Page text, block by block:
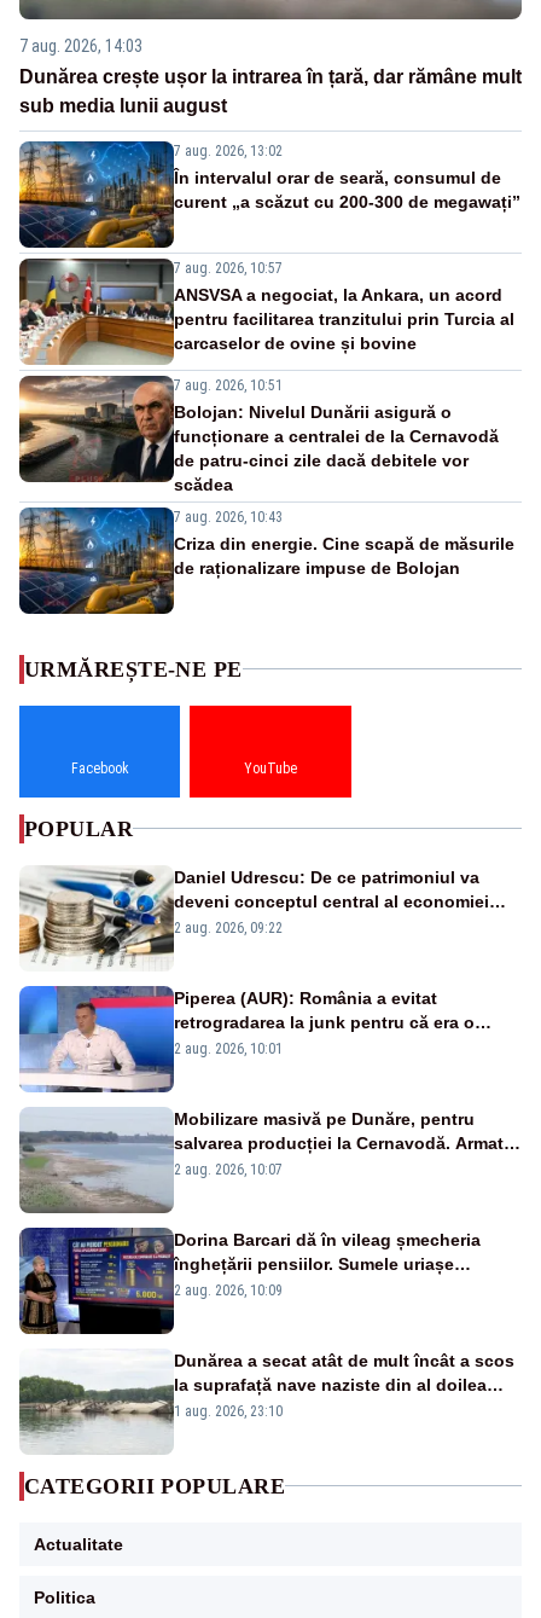
7 aug. 2026, 14:03
Dunărea crește ușor la intrarea în țară, dar rămâne mult
sub media lunii august
7 aug. 2026, 13:02
În intervalul orar de seară, consumul de
curent „a scăzut cu 200-300 de megawați”
7 aug. 2026, 10:57
ANSVSA a negociat, la Ankara, un acord
pentru facilitarea tranzitului prin Turcia al
carcaselor de ovine și bovine
7 aug. 2026, 10:51
Bolojan: Nivelul Dunării asigură o
funcționare a centralei de la Cernavodă
de patru-cinci zile dacă debitele vor
scădea
7 aug. 2026, 10:43
Criza din energie. Cine scapă de măsurile
de raționalizare impuse de Bolojan
URMĂREȘTE-NE PE
Facebook YouTube
POPULAR
Daniel Udrescu: De ce patrimoniul va
deveni conceptul central al economiei
viitoare?
2 aug. 2026, 09:22
Piperea (AUR): România a evitat
retrogradarea la junk pentru că era o
catastrofă pentru bănci și fondurile de
2 aug. 2026, 10:01
Mobilizare masivă pe Dunăre, pentru
salvarea producției la Cernavodă. Armata
va detona o stâncă și va devia apa
2 aug. 2026, 10:07
Dorina Barcari dă în vileag șmecheria
înghețării pensiilor. Sumele uriașe
pierdute de fiecare român
2 aug. 2026, 10:09
Dunărea a secat atât de mult încât a scos
la suprafață nave naziste din al doilea
război mondial
1 aug. 2026, 23:10
CATEGORII POPULARE
Actualitate
Politica